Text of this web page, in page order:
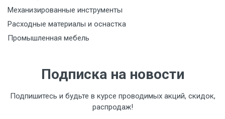
Механизированные инструменты
Расходные материалы и оснастка
Промышленная мебель
Подписка на новости
Подпишитесь и будьте в курсе проводимых акций, скидок,
распродаж!